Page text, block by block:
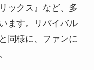
ックス』など、多
ます。リバイバル
同様に、ファンに